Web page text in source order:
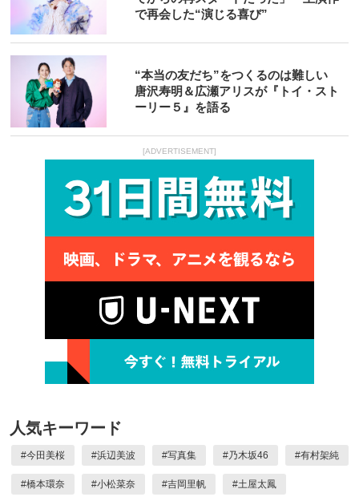
で再会した“演じる喜び”
“本当の友だち”をつくるのは難しい
唐沢寿明＆広瀬アリスが『トイ・スト
ーリー５』を語る
[ADVERTISEMENT]
人気キーワード
#今田美桜 #浜辺美波 #写真集 #乃木坂46 #有村架純
#橋本環奈 #小松菜奈 #吉岡里帆 #土屋太鳳